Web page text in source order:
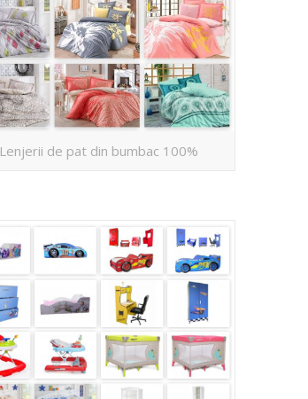
Lenjerii de pat din bumbac 100%